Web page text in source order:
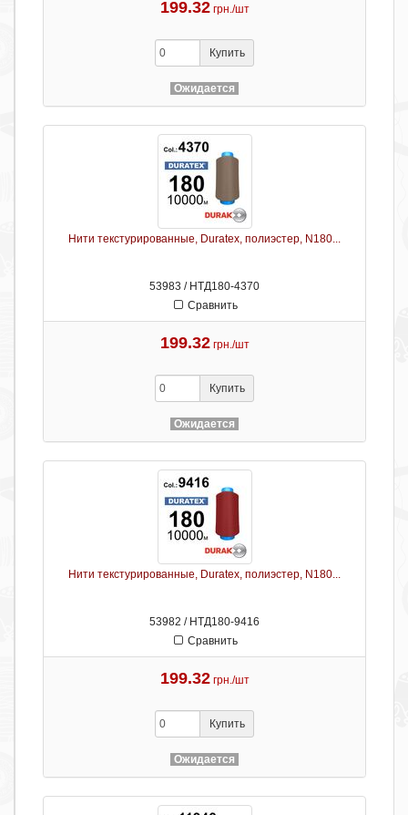
199.32 грн./шт
Купить
Ожидается
Нити текстурированные, Duratex, полиэстер, N180...
53983 / НТД180-4370
Сравнить
199.32 грн./шт
Купить
Ожидается
Нити текстурированные, Duratex, полиэстер, N180...
53982 / НТД180-9416
Сравнить
199.32 грн./шт
Купить
Ожидается